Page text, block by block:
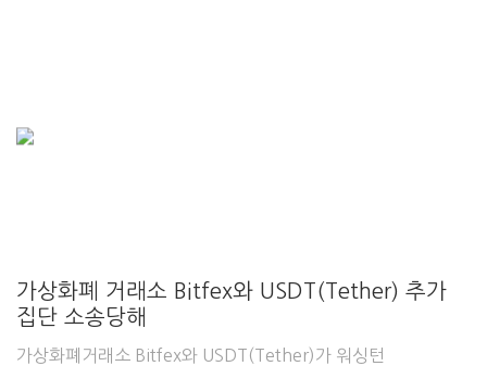
가상화폐 거래소 Bitfex와 USDT(Tether) 추가
집단 소송당해
가상화폐거래소 Bitfex와 USDT(Tether)가 워싱턴